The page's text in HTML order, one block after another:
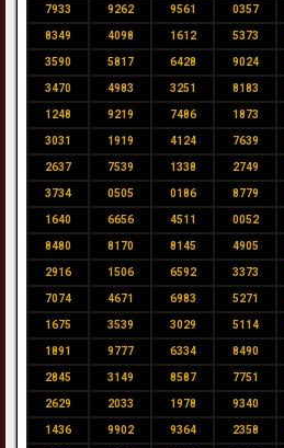
7933 9262 9561 0357
8349 4098 1612 5373
3590 5817 6428 9024
3470 4983 3251 8183
1248 9219 7486 1873
3031 1919 4124 7639
2637 7539 1338 2749
3734 0505 0186 8779
1640 6656 4511 0052
8480 8170 8145 4905
2916 1506 6592 3373
7074 4671 6983 5271
1675 3539 3029 5114
1891 9777 6334 8490
2845 3149 8587 7751
2629 2033 1978 9340
1436 9902 9364 2358